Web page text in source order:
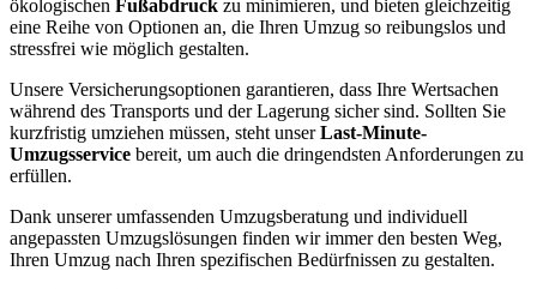
ökologischen Fußabdruck zu minimieren, und bieten gleichzeitig
eine Reihe von Optionen an, die Ihren Umzug so reibungslos und
stressfrei wie möglich gestalten.
Unsere Versicherungsoptionen garantieren, dass Ihre Wertsachen
während des Transports und der Lagerung sicher sind. Sollten Sie
kurzfristig umziehen müssen, steht unserLast-Minute-
Umzugsservice bereit, um auch die dringendsten Anforderungen zu
erfüllen.
Dank unserer umfassenden Umzugsberatung und individuell
angepassten Umzugslösungen finden wir immer den besten Weg,
Ihren Umzug nach Ihren spezifischen Bedürfnissen zu gestalten.